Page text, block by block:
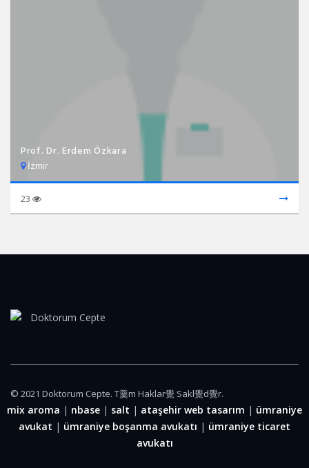
Prof. Dr. Erdem Özkara
İzmir
23
© 2021 Doktorum Cepte. T羹m Haklar覺 Sakl覺d覺r.
mix aroma | nbase | salt | ataşehir web tasarım | ümraniye
avukat | ümraniye boşanma avukatı | ümraniye ticaret
avukatı